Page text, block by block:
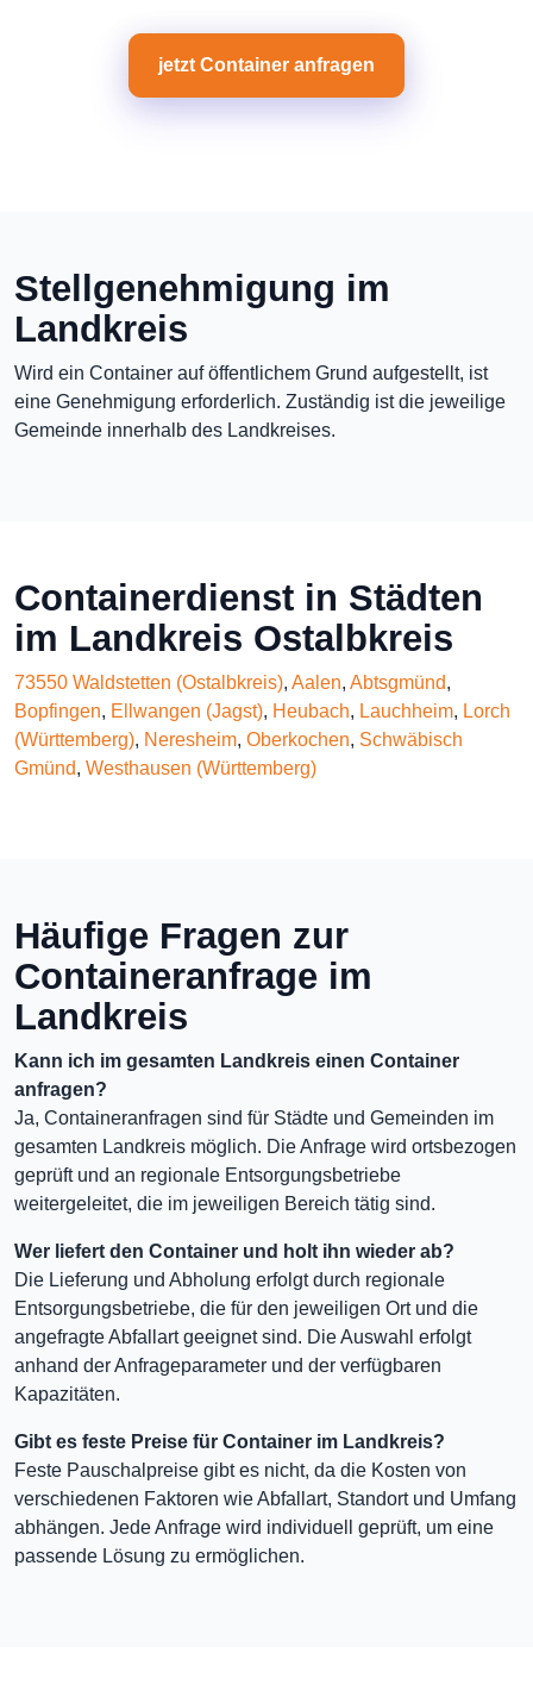
jetzt Container anfragen
Stellgenehmigung im
Landkreis
Wird ein Container auf öffentlichem Grund aufgestellt, ist
eine Genehmigung erforderlich. Zuständig ist die jeweilige
Gemeinde innerhalb des Landkreises.
Containerdienst in Städten
im Landkreis Ostalbkreis
73550 Waldstetten (Ostalbkreis), Aalen, Abtsgmünd,
Bopfingen, Ellwangen (Jagst), Heubach, Lauchheim, Lorch
(Württemberg), Neresheim, Oberkochen, Schwäbisch
Gmünd, Westhausen (Württemberg)
Häufige Fragen zur
Containeranfrage im
Landkreis
Kann ich im gesamten Landkreis einen Container
anfragen?
Ja, Containeranfragen sind für Städte und Gemeinden im
gesamten Landkreis möglich. Die Anfrage wird ortsbezogen
geprüft und an regionale Entsorgungsbetriebe
weitergeleitet, die im jeweiligen Bereich tätig sind.
Wer liefert den Container und holt ihn wieder ab?
Die Lieferung und Abholung erfolgt durch regionale
Entsorgungsbetriebe, die für den jeweiligen Ort und die
angefragte Abfallart geeignet sind. Die Auswahl erfolgt
anhand der Anfrageparameter und der verfügbaren
Kapazitäten.
Gibt es feste Preise für Container im Landkreis?
Feste Pauschalpreise gibt es nicht, da die Kosten von
verschiedenen Faktoren wie Abfallart, Standort und Umfang
abhängen. Jede Anfrage wird individuell geprüft, um eine
passende Lösung zu ermöglichen.